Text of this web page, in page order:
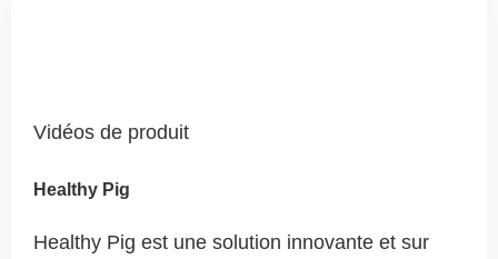
Vidéos de produit
Healthy Pig
Healthy Pig est une solution innovante et sur